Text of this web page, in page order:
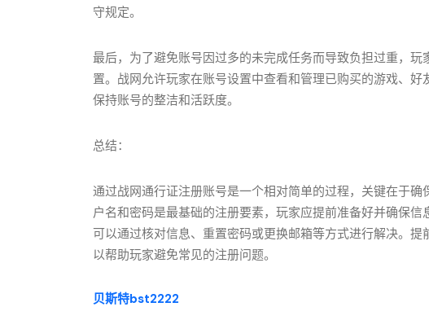
守规定。
最后，为了避免账号因过多的未完成任务而导致负担过重，
置。战网允许玩家在账号设置中查看和管理已购买的游戏、好
保持账号的整洁和活跃度。
总结：
通过战网通行证注册账号是一个相对简单的过程，关键在于
户名和密码是最基础的注册要素，玩家应提前准备好并确保信
可以通过核对信息、重置密码或更换邮箱等方式进行解决。
以帮助玩家避免常见的注册问题。
贝斯特bst2222